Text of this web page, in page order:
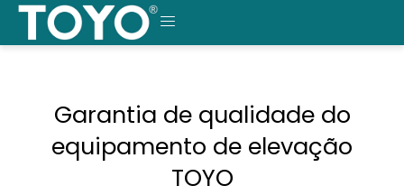
Saltar
o
MENU
Garantia de qualidade do
equipamento de elevação
TOYO